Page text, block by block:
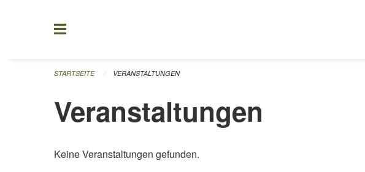
STARTSEITE VERANSTALTUNGEN
Veranstaltungen
Keine Veranstaltungen gefunden.